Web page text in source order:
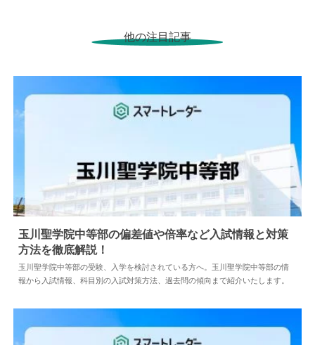
他の注目記事
中学情報 2024.05.10
玉川聖学院中等部の偏差値や倍率など入試情報と対策
方法を徹底解説！
玉川聖学院中等部の受験、入学を検討されている方へ。玉川聖学院中等部の情
報から入試情報、科目別の入試対策方法、過去問の傾向まで紹介いたします。